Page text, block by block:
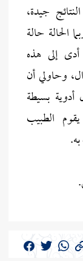
جيدة،
الحالة حالة
إلى هذه
وحاولي أن
بسيطة
الطبيب